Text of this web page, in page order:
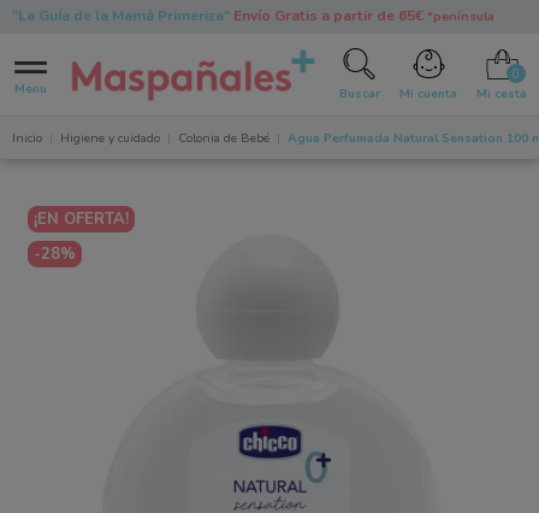
"La Guía de la Mamá Primeriza"Envío Gratis a partir de 65€ *península
Menu Buscar Mi cuenta Mi cesta
Inicio Higiene y cuidado Colonia de Bebé Agua Perfumada Natural Sensation 100
¡EN OFERTA!
-28%